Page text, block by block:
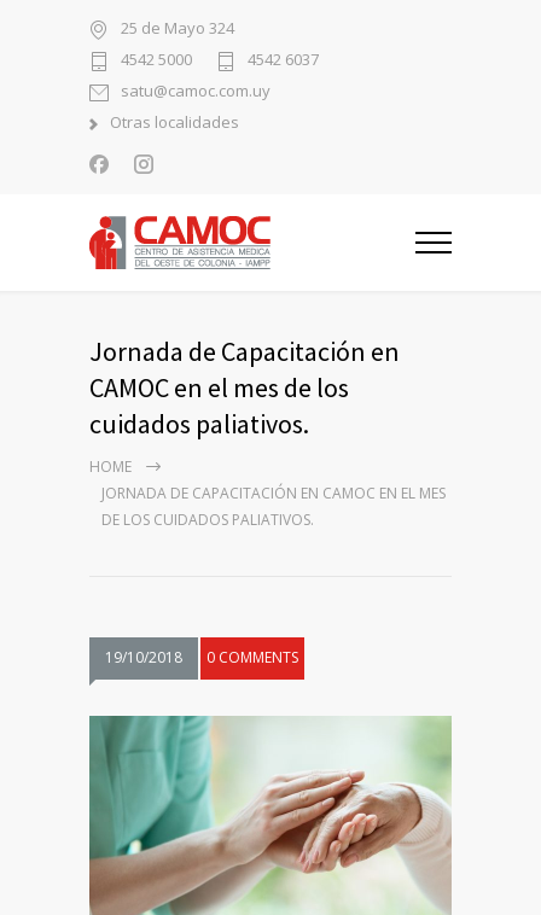
25 de Mayo 324
4542 5000
4542 6037
satu@camoc.com.uy
Otras localidades
Jornada de Capacitación en
CAMOC en el mes de los
cuidados paliativos.
HOME
JORNADA DE CAPACITACIÓN EN CAMOC EN EL MES
DE LOS CUIDADOS PALIATIVOS.
19/10/2018 0 COMMENTS